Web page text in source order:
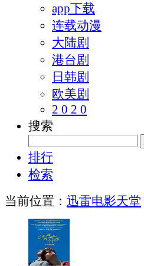
app下载
连载动漫
大陆剧
港台剧
日韩剧
欧美剧
2 0 2 0
搜索
排行
检索
当前位置： 迅雷电影天堂